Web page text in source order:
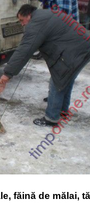
făină de mălai,